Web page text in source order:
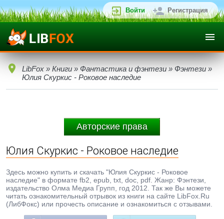
Войти Регистрация
LibFox » Книги » Фантастика и фэнтези » Фэнтези »
Юлия Скуркис - Роковое наследие
Авторские права
Юлия Скуркис - Роковое наследие
Здесь можно купить и скачать "Юлия Скуркис - Роковое
наследие" в формате fb2, epub, txt, doc, pdf. Жанр: Фэнтези,
издательство Олма Медиа Групп, год 2012. Так же Вы можете
читать ознакомительный отрывок из книги на сайте LibFox.Ru
(ЛибФокс) или прочесть описание и ознакомиться с отзывами.